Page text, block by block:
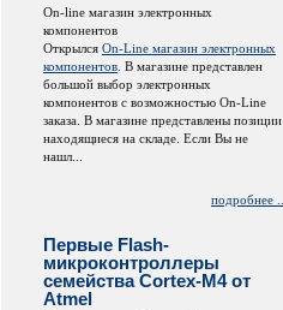
On-line магазин электронных
компонентов
Открылся On-Line магазин электронных
компонентов . В магазине представлен
большой выбор электронных
компонентов с возможностью On-Line
заказа. В магазине представлены позиции
находящиеся на складе. Если Вы не
нашл...
подробнее ...
Первые Flash-
микроконтроллеры
семейства Cortex-M4 от
Atmel